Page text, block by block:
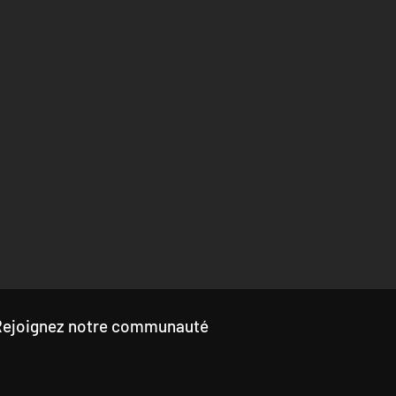
notre communauté